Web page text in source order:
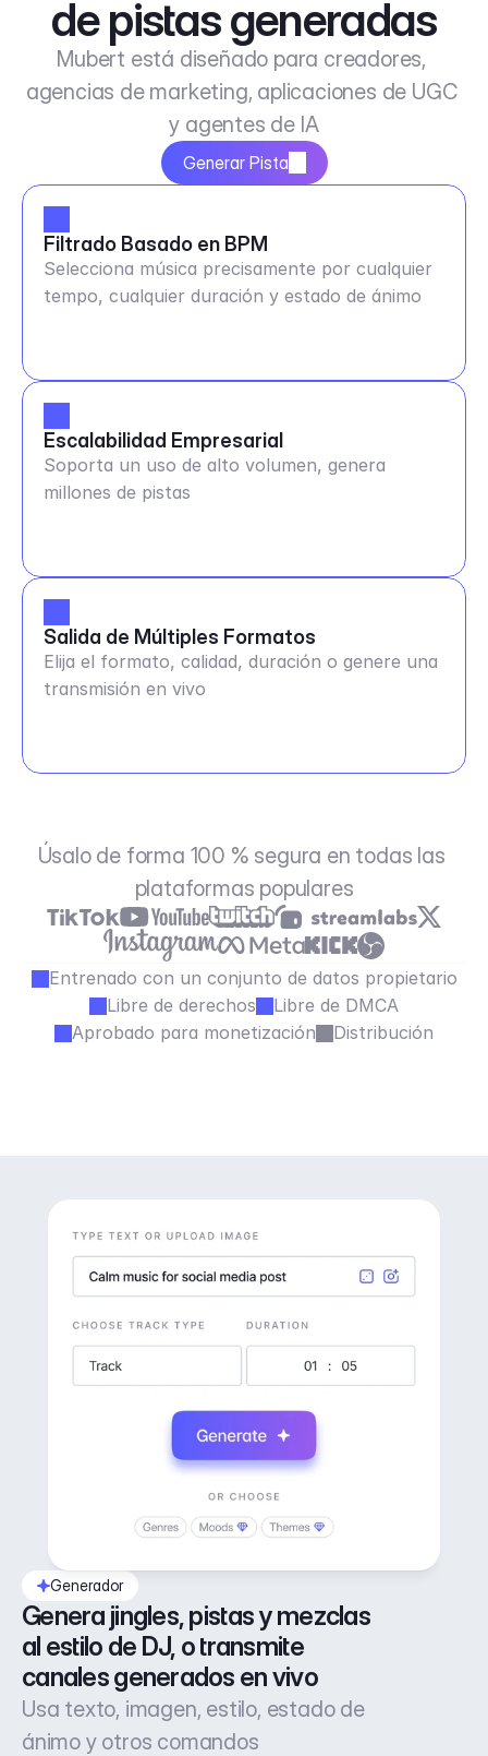
de pistas generadas
Mubert está diseñado para creadores,
agencias de marketing, aplicaciones de UGC
y agentes de IA
Generar Pista
Filtrado Basado en BPM
Selecciona música precisamente por cualquier
tempo, cualquier duración y estado de ánimo
Escalabilidad Empresarial
Soporta un uso de alto volumen, genera
millones de pistas
Salida de Múltiples Formatos
Elija el formato, calidad, duración o genere una
transmisión en vivo
Úsalo de forma 100 % segura en todas las
plataformas populares
Entrenado con un conjunto de datos propietario
Libre de derechos
Libre de DMCA
Aprobado para monetización
Distribución
Generador
Genera jingles, pistas y mezclas
al estilo de DJ, o transmite
canales generados en vivo
Usa texto, imagen, estilo, estado de
ánimo y otros comandos